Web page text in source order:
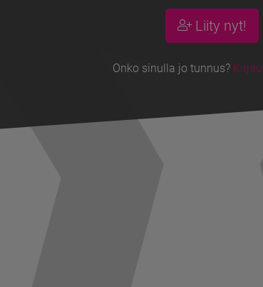
Liity nyt!
Onko sinulla jo tunnus?